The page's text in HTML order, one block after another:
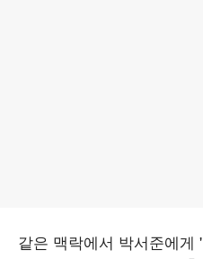
같은 맥락에서 박서준에게